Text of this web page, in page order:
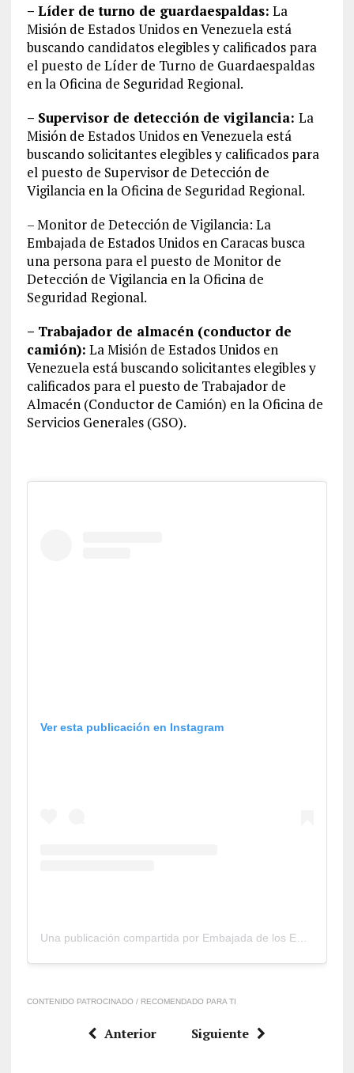
– Líder de turno de guardaespaldas: La
Misión de Estados Unidos en Venezuela está
buscando candidatos elegibles y calificados para
el puesto de Líder de Turno de Guardaespaldas
en la Oficina de Seguridad Regional.
– Supervisor de detección de vigilancia: La
Misión de Estados Unidos en Venezuela está
buscando solicitantes elegibles y calificados para
el puesto de Supervisor de Detección de
Vigilancia en la Oficina de Seguridad Regional.
– Monitor de Detección de Vigilancia: La
Embajada de Estados Unidos en Caracas busca
una persona para el puesto de Monitor de
Detección de Vigilancia en la Oficina de
Seguridad Regional.
– Trabajador de almacén (conductor de
camión): La Misión de Estados Unidos en
Venezuela está buscando solicitantes elegibles y
calificados para el puesto de Trabajador de
Almacén (Conductor de Camión) en la Oficina de
Servicios Generales (GSO).
Ver esta publicación en Instagram
Una publicación compartida por Embajada de los EE.UU. en Caracas (@usembassyve)
CONTENIDO PATROCINADO / RECOMENDADO PARA TI
Anterior Siguiente